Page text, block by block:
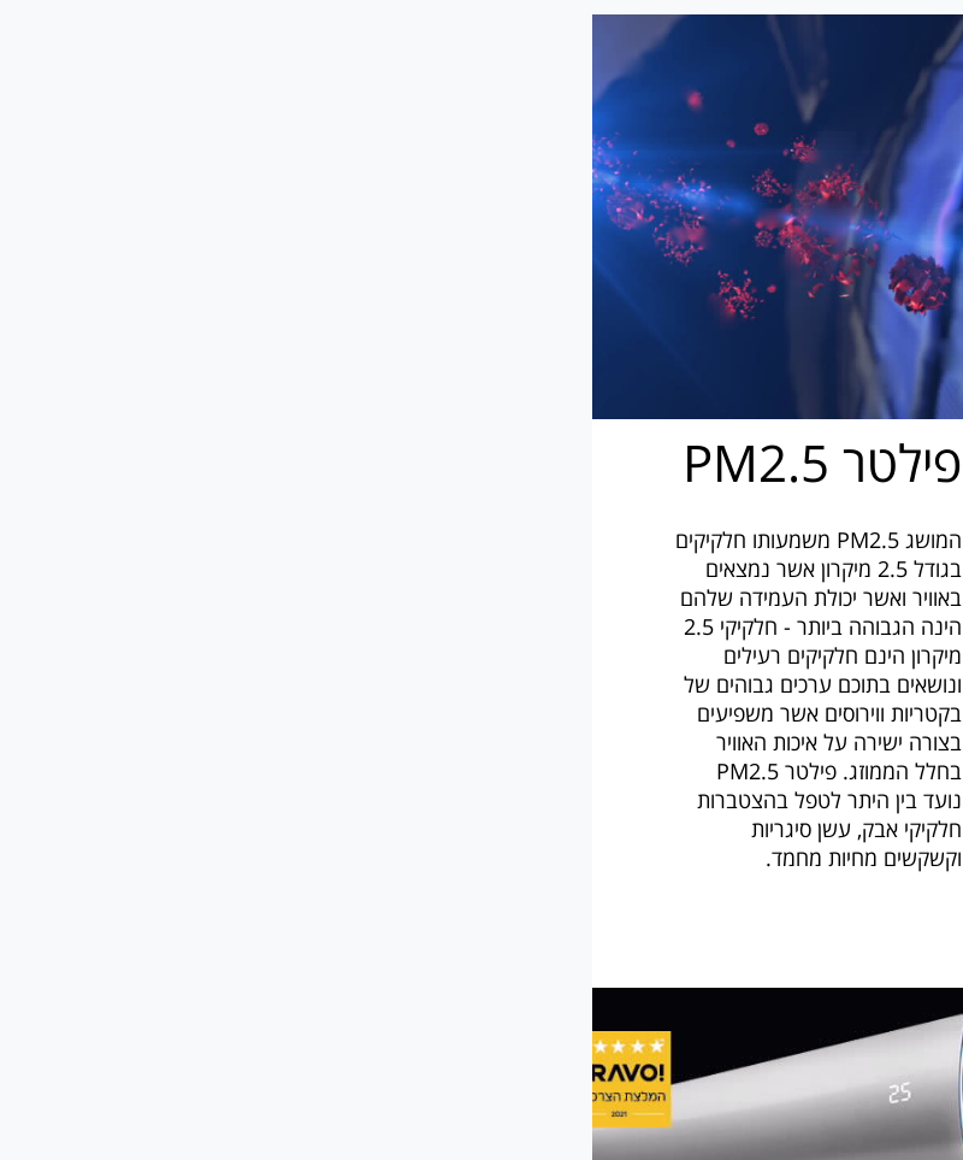
פילטר PM2.5
המושג PM2.5 משמעותו חלקיקים
בגודל 2.5 מיקרון אשר נמצאים
באוויר ואשר יכולת העמידה שלהם
הינה הגבוהה ביותר - חלקיקי 2.5
מיקרון הינם חלקיקים רעילים
ונושאים בתוכם ערכים גבוהים של
בקטריות ווירוסים אשר משפיעים
בצורה ישירה על איכות האוויר
בחלל הממוזג. פילטר PM2.5
נועד בין היתר לטפל בהצטברות
חלקיקי אבק, עשן סיגריות
וקשקשים מחיות מחמד.